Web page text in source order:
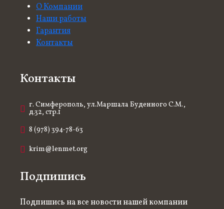
О Компании
Наши работы
Гарантия
Контакты
Контакты
г. Симферополь, ул.Маршала Буденного С.М.,
д.32, стр.1
8 (978) 394-78-63
krim@lenmet.org
Подпишись
Подпишись на все новости нашей компании